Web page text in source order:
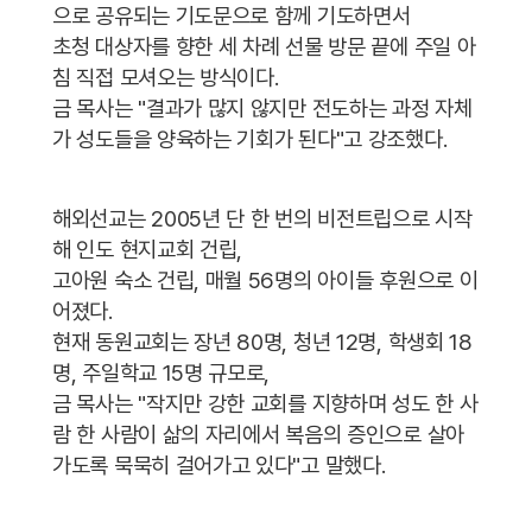
으로 공유되는 기도문으로 함께 기도하면서
초청 대상자를 향한 세 차례 선물 방문 끝에 주일 아
침 직접 모셔오는 방식이다.
금 목사는 "결과가 많지 않지만 전도하는 과정 자체
가 성도들을 양육하는 기회가 된다"고 강조했다.
해외선교는 2005년 단 한 번의 비전트립으로 시작
해 인도 현지교회 건립,
고아원 숙소 건립, 매월 56명의 아이들 후원으로 이
어졌다.
현재 동원교회는 장년 80명, 청년 12명, 학생회 18
명, 주일학교 15명 규모로,
금 목사는 "작지만 강한 교회를 지향하며 성도 한 사
람 한 사람이 삶의 자리에서 복음의 증인으로 살아
가도록 묵묵히 걸어가고 있다"고 말했다.